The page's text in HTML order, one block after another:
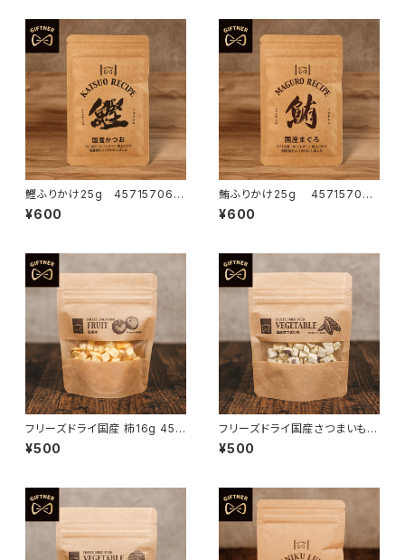
鰹ふりかけ25g 457157066
2982
¥600
鮪ふりかけ25g 457157066
2975
¥600
フリーズドライ国産 柿16g 457
1570661749
¥500
フリーズドライ国産さつまいも 1
7g 4571570661725
¥500